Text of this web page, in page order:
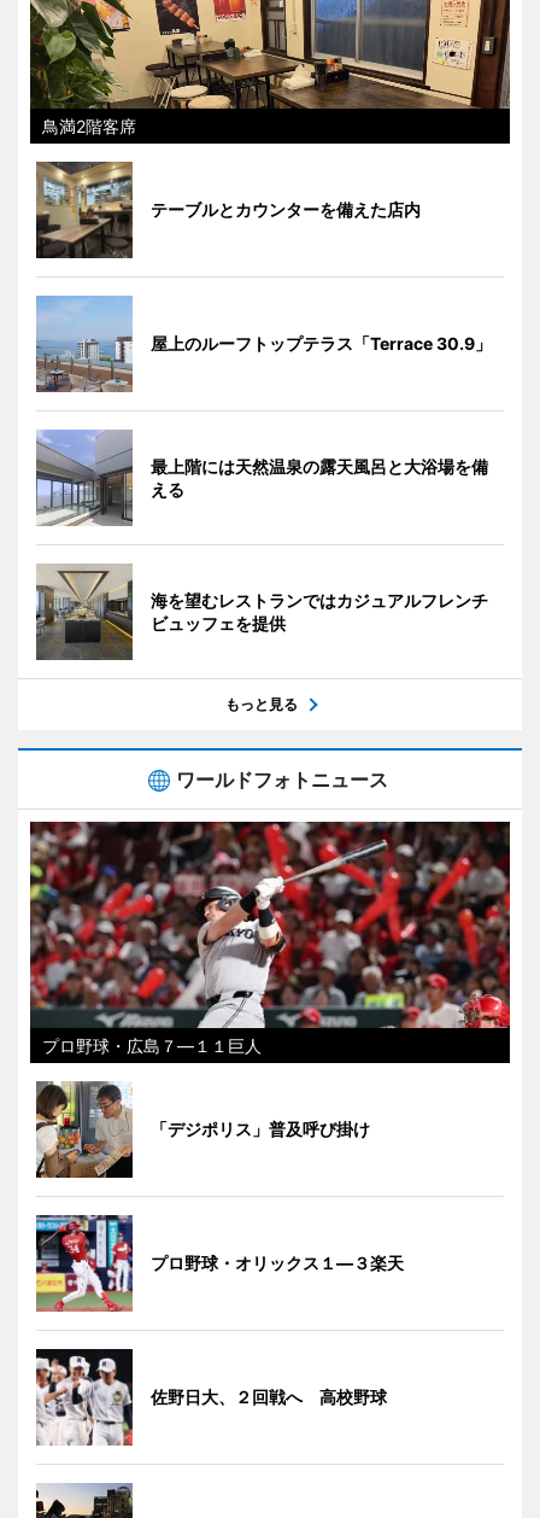
鳥満2階客席
テーブルとカウンターを備えた店内
屋上のルーフトップテラス「Terrace 30.9」
最上階には天然温泉の露天風呂と大浴場を備
える
海を望むレストランではカジュアルフレンチ
ビュッフェを提供
もっと見る
ワールドフォトニュース
プロ野球・広島７―１１巨人
「デジポリス」普及呼び掛け
プロ野球・オリックス１―３楽天
佐野日大、２回戦へ 高校野球